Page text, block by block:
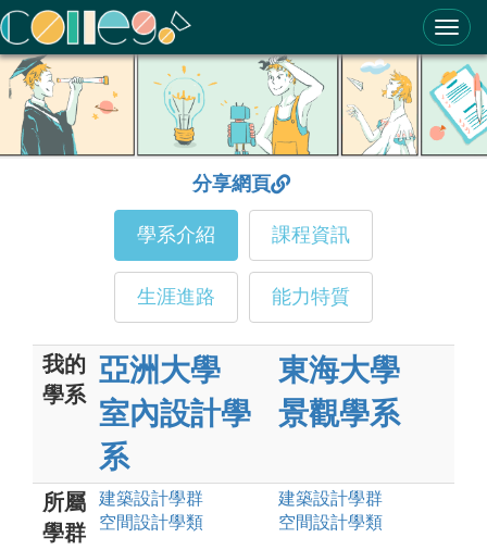
ColleGo! 大學選才與高中育才輔助系統
分享網頁
學系介紹 課程資訊
生涯進路 能力特質
我的
學系
亞洲大學
室內設計學
系
東海大學
景觀學系
所屬
學群
建築設計學群
空間設計學類
建築設計學群
空間設計學類